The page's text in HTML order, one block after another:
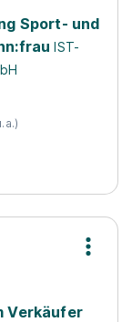
Sport- und
IST-
Verkäufer